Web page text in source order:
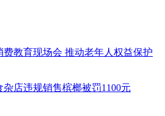
费教育现场会 推动老年人权益保护
店违规销售槟榔被罚1100元